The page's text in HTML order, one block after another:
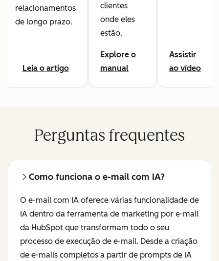
relacionamentos
de longo prazo.
Leia o artigo
clientes
onde eles
estão.
Explore o
manual
Assistir
ao vídeo
Perguntas frequentes
Como funciona o e-mail com IA?
O e-mail com IA oferece várias funcionalidade de
IA dentro da ferramenta de marketing por e-mail
da HubSpot que transformam todo o seu
processo de execução de e-mail. Desde a criação
de e-mails completos a partir de prompts de IA